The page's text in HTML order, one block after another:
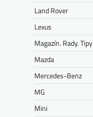
Land Rover
Lexus
Magazín. Rady. Tipy
Mazda
Mercedes-Benz
MG
Mini